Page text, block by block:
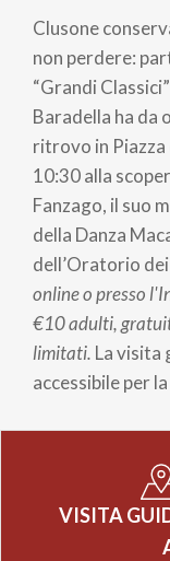
Clusone
non perdere:
“Grandi
Baradella ha da
ritrovo in
10:30 alla
Fanzago, il suo
della Danza
dell’Oratorio
online o presso
€10 adulti,
limitati. La visita
accessibile per
VISITA